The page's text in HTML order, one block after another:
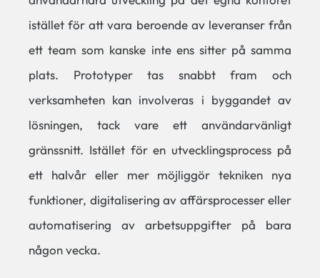
istället för att vara beroende av leveranser från
ett team som kanske inte ens sitter på samma
plats. Prototyper tas snabbt fram och
verksamheten kan involveras i byggandet av
lösningen, tack vare ett användarvänligt
gränssnitt. Istället för en utvecklingsprocess på
ett halvår eller mer möjliggör tekniken nya
funktioner, digitalisering av affärsprocesser eller
automatisering av arbetsuppgifter på bara
någon vecka.